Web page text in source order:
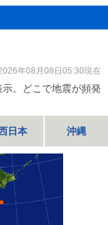
年08月08日05:30現在
。どこで地震が頻発
日本 沖縄